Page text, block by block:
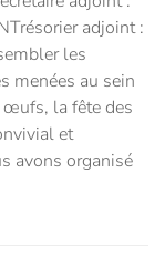
adjoint :
les
menées au sein
œufs, la fête des
et
avons organisé